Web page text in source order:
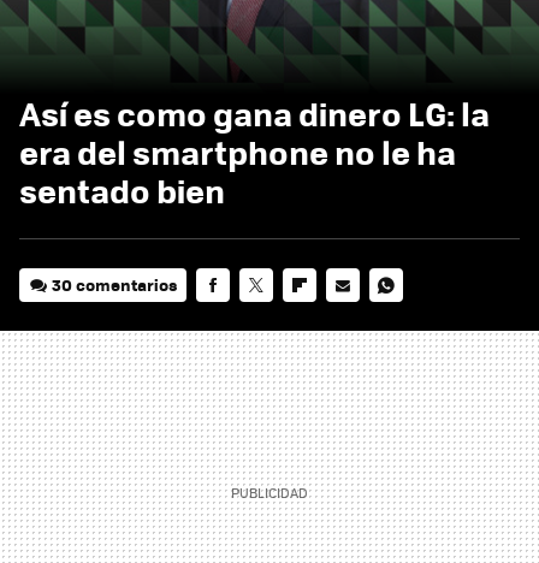
Así es como gana dinero LG: la
era del smartphone no le ha
sentado bien
30 comentarios
MAIL